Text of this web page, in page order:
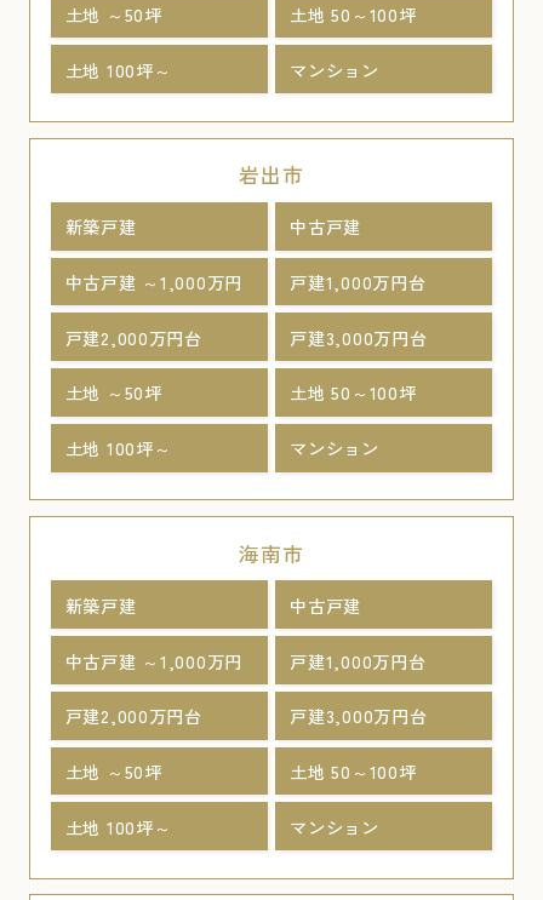
土地 ～50坪 土地 50～100坪
土地 100坪～ マンション
岩出市
新築戸建 中古戸建
中古戸建 ～1,000万円 戸建1,000万円台
戸建2,000万円台 戸建3,000万円台
土地 ～50坪 土地 50～100坪
土地 100坪～ マンション
海南市
新築戸建 中古戸建
中古戸建 ～1,000万円 戸建1,000万円台
戸建2,000万円台 戸建3,000万円台
土地 ～50坪 土地 50～100坪
土地 100坪～ マンション